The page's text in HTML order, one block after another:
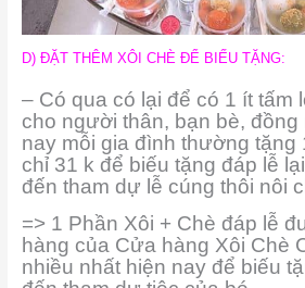
D) ĐẶT THÊM XÔI CHÈ ĐỂ BIẾU TẶNG:
– Có qua có lại để có 1 ít tấm
cho người thân, bạn bè,
nay mỗi gia đình thường
chỉ 31 k để biếu tặng đáp lễ
đến tham dự lễ cúng thôi nôi
=> 1 Phần Xôi + Chè đáp lễ
hàng của Cửa hàng Xôi Chè
nhiều nhất hiện nay để biếu